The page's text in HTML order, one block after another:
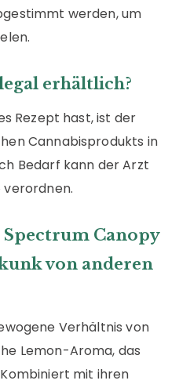
werden, um
erhältlich?
Rezept hast, ist der
Cannabisprodukts in
Bedarf kann der Arzt
verordnen.
Spectrum Canopy
von anderen
Verhältnis von
Lemon-Aroma, das
mit ihren